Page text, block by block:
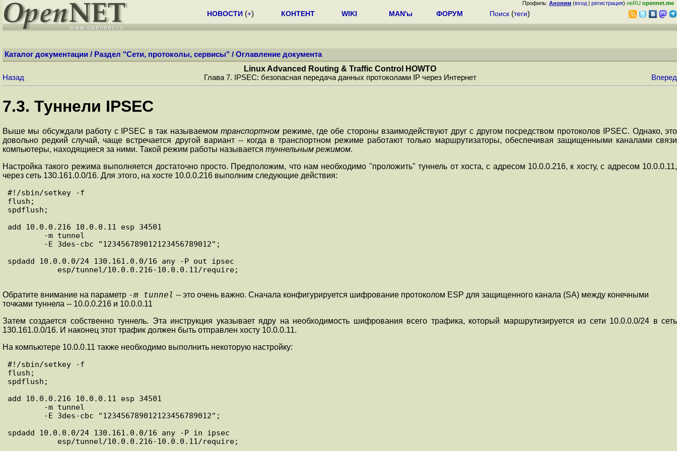
Профиль: Аноним (вход | регистрация) неRU opennet.me
НОВОСТИ (+) КОНТЕНТ WIKI MAN'ы ФОРУМ Поиск (теги)
Каталог документации / Раздел "Сети, протоколы, сервисы" / Оглавление документа
Linux Advanced Routing & Traffic Control HOWTO
Назад Глава 7. IPSEC: безопасная передача данных протоколами IP через Интернет Вперед
7.3. Туннели IPSEC
Выше мы обсуждали работу с IPSEC в так называемомтранспортном режиме, где обе стороны взаимодействуют друг с другом посредством протоколов IPSEC. Однако, это
довольно редкий случай, чаще встречается другой вариант -- когда в транспортном режиме работают только маршрутизаторы, обеспечивая защищенными каналами связи
компьютеры, находящиеся за ними. Такой режим работы называется туннельным режимом.
Настройка такого режима выполняется достаточно просто. Предположим, что нам необходимо "проложить" туннель от хоста, с адресом 10.0.0.216, к хосту, с адресом 10.0.0.11,
через сеть 130.161.0.0/16. Для этого, на хосте 10.0.0.216 выполним следующие действия:
#!/sbin/setkey -f
flush;
spdflush;
add 10.0.0.216 10.0.0.11 esp 34501
spdadd 10.0.0.0/24 130.161.0.0/16 any -P out ipsec
Обратите внимание на параметр -m tunnel -- это очень важно. Сначала конфигурируется шифрование протоколом ESP для защищенного канала (SA) между конечными
точками туннела -- 10.0.0.216 и 10.0.0.11
Затем создается собственно туннель. Эта инструкция указывает ядру на необходимость шифрования всего трафика, который маршрутизируется из сети 10.0.0.0/24 в сеть
130.161.0.0/16. И наконец этот трафик должен быть отправлен хосту 10.0.0.11.
На компьютере 10.0.0.11 также необходимо выполнить некоторую настройку:
#!/sbin/setkey -f
flush;
spdflush;
add 10.0.0.216 10.0.0.11 esp 34501
spdadd 10.0.0.0/24 130.161.0.0/16 any -P in ipsec